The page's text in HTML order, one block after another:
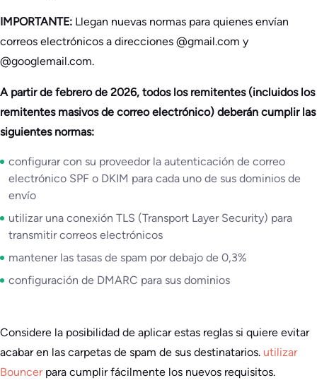
IMPORTANTE: Llegan nuevas normas para quienes envían
correos electrónicos a direcciones @gmail.com y
@googlemail.com.
A partir de febrero de 2026, todos los remitentes (incluidos los
remitentes masivos de correo electrónico) deberán cumplir las
siguientes normas:
configurar con su proveedor la autenticación de correo
electrónico SPF o DKIM para cada uno de sus dominios de
envío
utilizar una conexión TLS (Transport Layer Security) para
transmitir correos electrónicos
mantener las tasas de spam por debajo de 0,3%
configuración de DMARC para sus dominios
Considere la posibilidad de aplicar estas reglas si quiere evitar
acabar en las carpetas de spam de sus destinatarios. utilizar
Bouncer para cumplir fácilmente los nuevos requisitos.